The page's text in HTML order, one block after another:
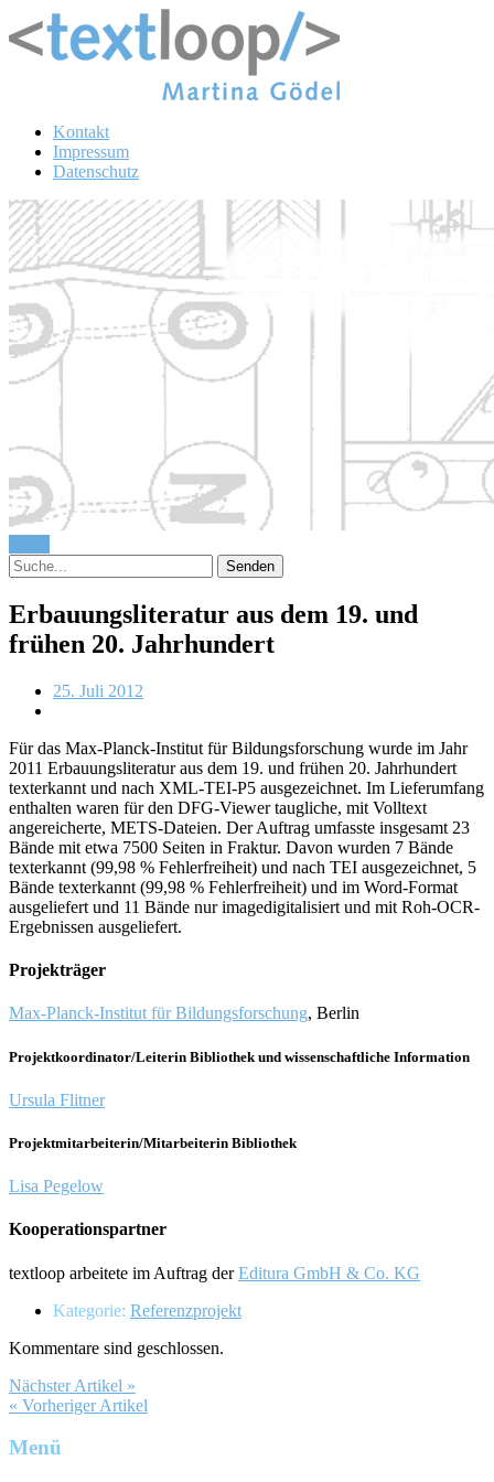
Kontakt
Impressum
Datenschutz
Erbauungsliteratur aus dem 19. und
frühen 20. Jahrhundert
25. Juli 2012
Für das Max-Planck-Institut für Bildungsforschung wurde im Jahr
2011 Erbauungsliteratur aus dem 19. und frühen 20. Jahrhundert
texterkannt und nach XML-TEI-P5 ausgezeichnet. Im Lieferumfang
enthalten waren für den DFG-Viewer taugliche, mit Volltext
angereicherte, METS-Dateien. Der Auftrag umfasste insgesamt 23
Bände mit etwa 7500 Seiten in Fraktur. Davon wurden 7 Bände
texterkannt (99,98 % Fehlerfreiheit) und nach TEI ausgezeichnet, 5
Bände texterkannt (99,98 % Fehlerfreiheit) und im Word-Format
ausgeliefert und 11 Bände nur imagedigitalisiert und mit Roh-OCR-
Ergebnissen ausgeliefert.
Projekträger
Max-Planck-Institut für Bildungsforschung, Berlin
Projektkoordinator/Leiterin Bibliothek und wissenschaftliche Information
Ursula Flitner
Projektmitarbeiterin/Mitarbeiterin Bibliothek
Lisa Pegelow
Kooperationspartner
textloop arbeitete im Auftrag derEditura GmbH & Co. KG
Kategorie: Referenzprojekt
Kommentare sind geschlossen.
Nächster Artikel »
« Vorheriger Artikel
Menü